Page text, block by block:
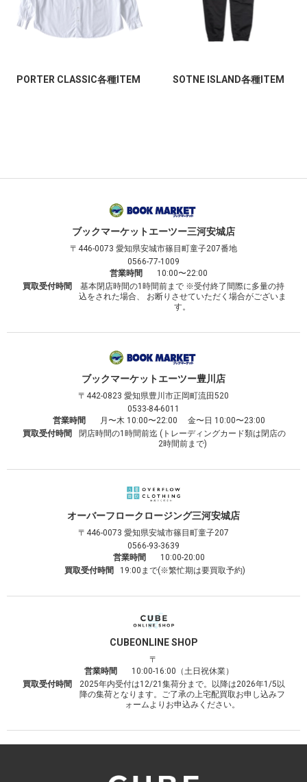
PORTER CLASSIC各種ITEM SOTNE ISLAND各種ITEM
ブックマーケットエーツー三河安城店
〒446-0073 愛知県安城市篠目町童子207番地
0566-77-1009
営業時間
10:00〜22:00
買取受付時間
基本閉店時間の1時間前まで ※受付終了間際に多量の持
込をされた場合、 お断りさせていただく場合がございま
す。
ブックマーケットエーツー豊川店
〒442-0823 愛知県豊川市正岡町流田520
0533-84-6011
営業時間
月〜木 10:00〜22:00 金〜日 10:00〜23:00
買取受付時間
閉店時間の1時間前迄 (トレーディングカード類は閉店の
2時間前まで)
オーバーフロークロージング三河安城店
〒446-0073 愛知県安城市篠目町童子207
0566-93-3639
営業時間
10:00-20:00
買取受付時間
19:00まで(※繁忙期は要買取予約)
CUBEONLINE SHOP
〒
営業時間
10:00-16:00（土日祝休業）
買取受付時間
2025年内受付は12/21集荷分まで。以降は2026年1/5以
降の集荷となります。ご了承の上宅配買取お申し込みフ
ォームよりお申込みください。